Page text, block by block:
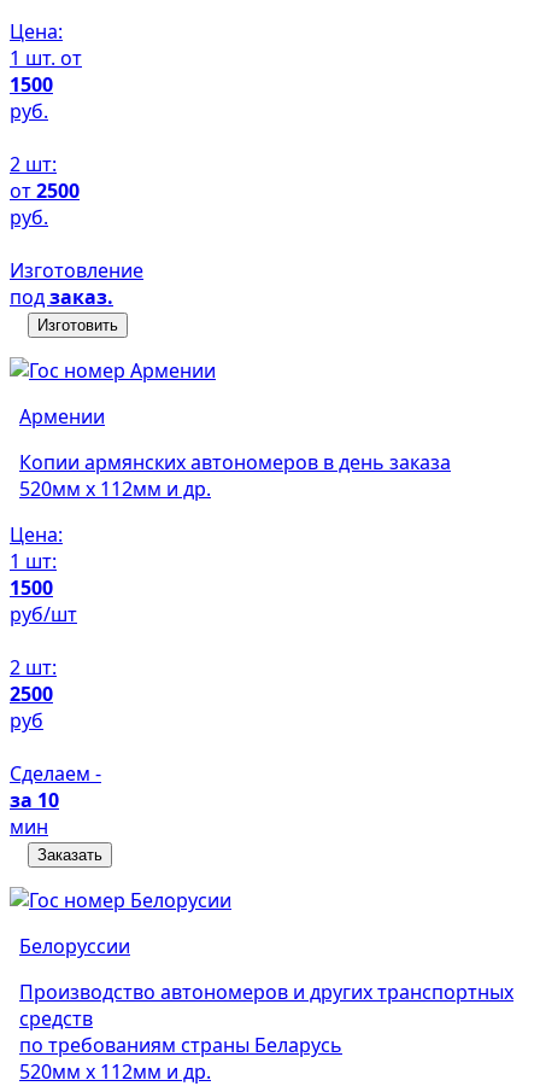
Цена:
1 шт. от
1500
руб.
2 шт:
от2500
руб.
Изготовление
подзаказ.
Изготовить
Армении
Копии армянских автономеров в день заказа
520мм х 112мм и др.
Цена:
1 шт:
1500
руб/шт
2 шт:
2500
руб
Сделаем -
за 10
мин
Заказать
Белоруссии
Производство автономеров и других транспортных
средств
по требованиям страны Беларусь
520мм х 112мм и др.